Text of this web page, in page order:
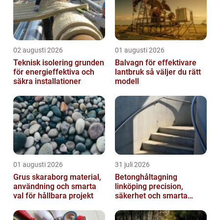
02 augusti 2026
Teknisk isolering grunden
för energieffektiva och
säkra installationer
01 augusti 2026
Balvagn för effektivare
lantbruk så väljer du rätt
modell
01 augusti 2026
Grus skaraborg material,
användning och smarta
val för hållbara projekt
31 juli 2026
Betonghåltagning
linköping precision,
säkerhet och smarta